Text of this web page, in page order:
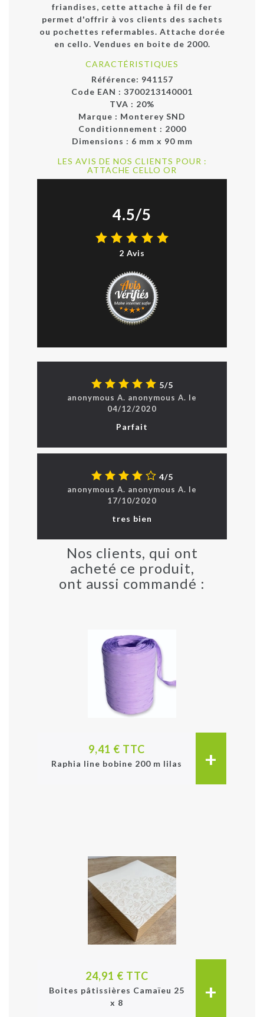
friandises, cette attache à fil de fer
permet d'offrir à vos clients des sachets
ou pochettes refermables. Attache dorée
en cello. Vendues en boite de 2000.
CARACTÉRISTIQUES
Référence: 941157
Code EAN : 3700213140001
TVA : 20%
Marque : Monterey SND
Conditionnement : 2000
Dimensions : 6 mm x 90 mm
LES AVIS DE NOS CLIENTS POUR :
ATTACHE CELLO OR
4.5/5
2 Avis
5/5
anonymous A. anonymous A. le
04/12/2020
Parfait
4/5
anonymous A. anonymous A. le
17/10/2020
tres bien
Nos clients, qui ont
acheté ce produit,
ont aussi commandé :
9,41 € TTC
Raphia line bobine 200 m lilas +
24,91 € TTC
Boites pâtissières Camaïeu 25
x 8
+